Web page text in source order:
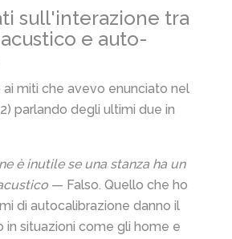
sull'interazione tra
e auto-
miti che avevo enunciato nel
parlando degli ultimi due in
è inutile se una stanza ha un
— Falso. Quello che ho
di autocalibrazione danno il
in situazioni come gli home e